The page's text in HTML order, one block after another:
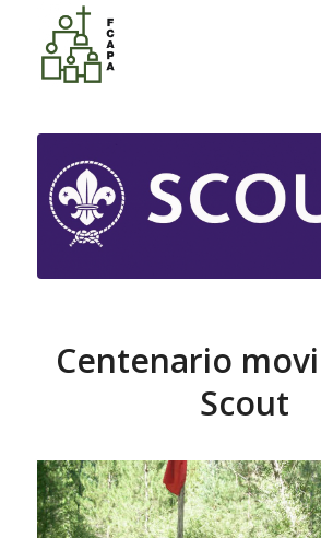
Últimas entradas
Usted está aquí:
Centenario
Scout